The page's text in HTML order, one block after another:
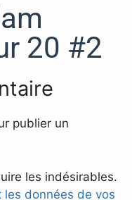
20 #2
publier un
les indésirables.
les données de vos